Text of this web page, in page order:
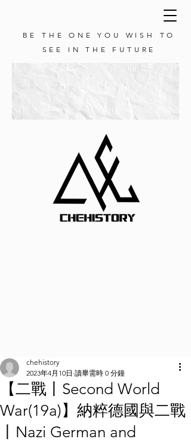
BE THE ONE YOU WISH TO
SEE IN THE FUTURE
【二戰丨Second World
War(19a)】納粹德國與二戰
丨Nazi German and
chehistory
2023年4月10日 讀畢需時 0 分鐘